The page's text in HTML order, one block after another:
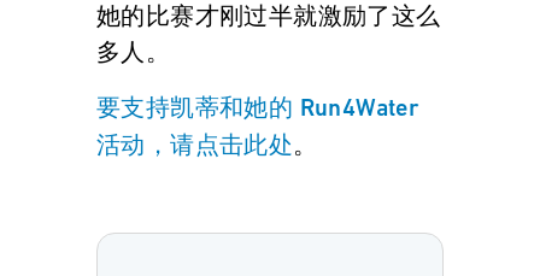
她的比赛才刚过半就激励了这么
多人。
要支持凯蒂和她的 Run4Water
活动，请点击此处。